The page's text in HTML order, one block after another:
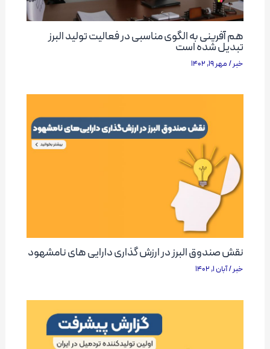
هم آفرینی به الگوی مناسبی در فعالیت تولید البرز
تبدیل شده است
خبر / مهر 19, 1402
نقش صندوق البرز در ارزش گذاری دارایی های نامشهود
خبر/آبان 1, 1402